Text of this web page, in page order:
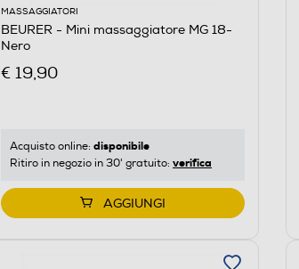
MASSAGGIATORI
BEURER - Mini massaggiatore MG 18-
Nero
€ 19,90
Acquisto online: disponibile
Ritiro in negozio in 30' gratuito: verifica
AGGIUNGI